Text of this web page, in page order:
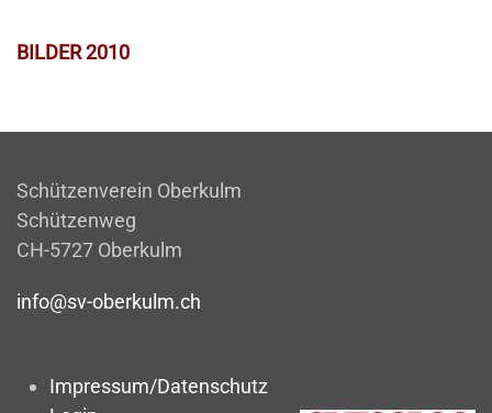
BILDER 2010
Schützenverein Oberkulm
Schützenweg
CH-5727 Oberkulm
info@sv-oberkulm.ch
Impressum/Datenschutz